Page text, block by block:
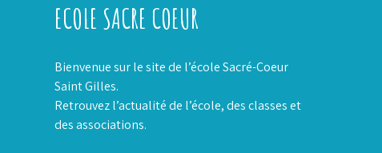
ECOLE SACRE COEUR
Bienvenue sur le site de l’école Sacré-Coeur
Saint Gilles.
Retrouvez l’actualité de l’école, des classes et
des associations.